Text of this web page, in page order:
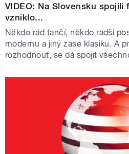
VIDEO: Na Slovensku spojili
vzniklo...
Někdo rád tančí, někdo radši
modernu a jiný zase klasiku. A
rozhodnout, se dá spojit